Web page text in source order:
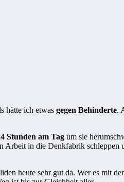
hätte ich etwas gegen Behinderte.
Stunden am Tag um sie
Arbeit in die Denkfabrik schleppen
heute sehr gut da. Wer es mit